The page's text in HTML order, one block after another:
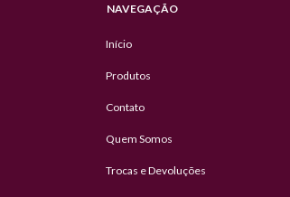
NAVEGAÇÃO
Início
Produtos
Contato
Quem Somos
Trocas e Devoluções